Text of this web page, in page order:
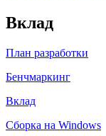
Вклад
План разработки
Бенчмаркинг
Вклад
Сборка на Windows